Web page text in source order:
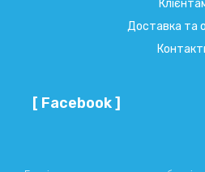
Доставка та
[ Facebook ]